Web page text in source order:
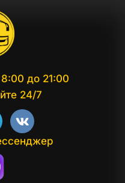
до 21:00
24/7